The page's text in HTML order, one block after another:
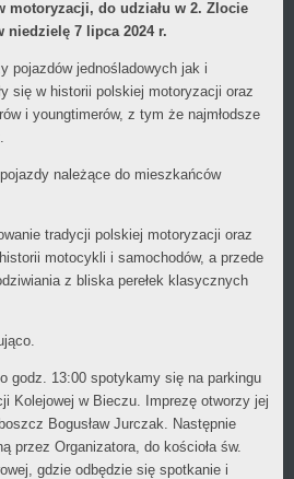
motoryzacji, do udziału w 2. Zlocie
niedzielę 7 lipca 2024 r.
pojazdów jednośladowych jak i
się w historii polskiej motoryzacji oraz
i youngtimerów, z tym że najmłodsze
należące do mieszkańców
tradycji polskiej motoryzacji oraz
motocykli i samochodów, a przede
z bliska perełek klasycznych
godz. 13:00 spotykamy się na parkingu
Kolejowej w Bieczu. Imprezę otworzy jej
Bogusław Jurczak. Następnie
przez Organizatora, do kościoła św.
gdzie odbędzie się spotkanie i